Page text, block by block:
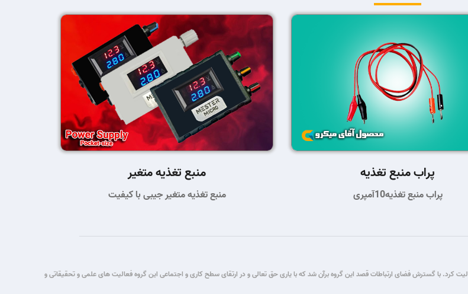
منبع تغذیه متغیر
منبع تغذیه متغیر جیبی با کیفیت
پراب منبع تغذیه
پراب منبع تغذیه10آمپری
طی سال ها فعالیت در زمینه برنامه نویسی و برق و الکترونیک، از سال 1385 شروع به فعالیت کرد. با گسترش فضای ارتباطات قصد این گروه برآن شد که با یاری حق تعالی و در ارتقای سطح کاری و اجتماعی این گروه فعالیت های علمی و تحقیقاتی و